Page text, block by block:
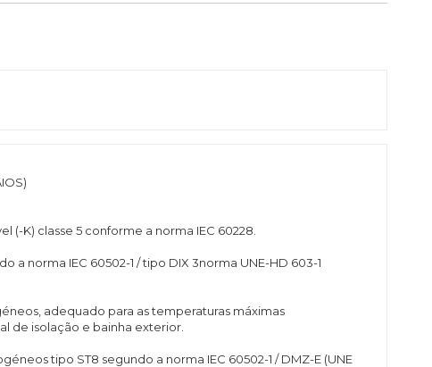
K) classe 5 conforme a norma IEC 60228.
a norma IEC 60502-1 / tipo DIX 3norma UNE-HD 603-1
adequado para as temperaturas máximas
de isolação e bainha exterior.
tipo ST8 segundo a norma IEC 60502-1 / DMZ-E (UNE